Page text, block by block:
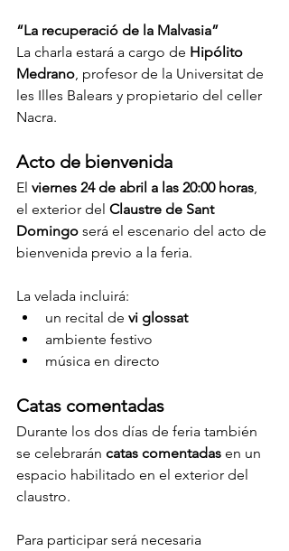
“La recuperació de la Malvasia”
La charla estará a cargo de Hipólito
Medrano , profesor de la Universitat de
les Illes Balears y propietario del celler
Nacra.
Acto de bienvenida
El viernes 24 de abril a las 20:00 horas
el exterior del Claustre de Sant
Domingo será el escenario del acto de
bienvenida previo a la feria.
La velada incluirá:
un recital de vi glossat
ambiente festivo
música en directo
Catas comentadas
Durante los dos días de feria también
se celebrarán catas comentadas en un
espacio habilitado en el exterior del
claustro.
Para participar será necesaria